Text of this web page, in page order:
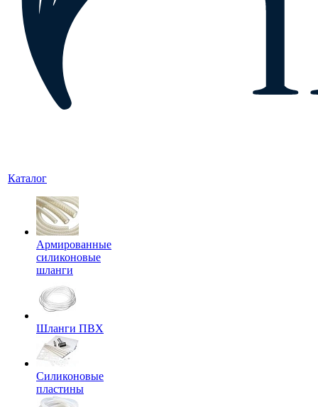
Каталог
Армированные
силиконовые
шланги
Шланги ПВХ
Силиконовые
пластины